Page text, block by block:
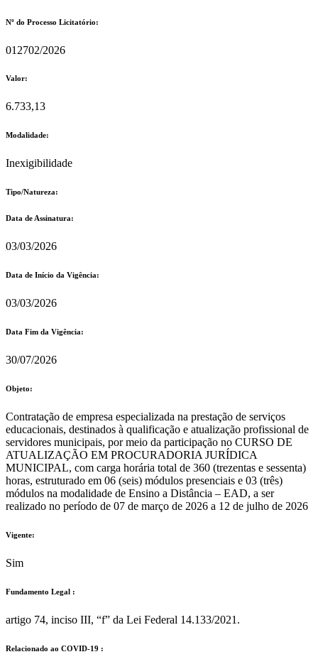
Nº do Processo Licitatório:
012702/2026
Valor:
6.733,13
Modalidade:
Inexigibilidade
Tipo/Natureza:
Data de Assinatura:
03/03/2026
Data de Início da Vigência:
03/03/2026
Data Fim da Vigência:
30/07/2026
Objeto:
Contratação de empresa especializada na prestação de serviços
educacionais, destinados à qualificação e atualização profissional de
servidores municipais, por meio da participação no CURSO DE
ATUALIZAÇÃO EM PROCURADORIA JURÍDICA
MUNICIPAL, com carga horária total de 360 (trezentas e sessenta)
horas, estruturado em 06 (seis) módulos presenciais e 03 (três)
módulos na modalidade de Ensino a Distância – EAD, a ser
realizado no período de 07 de março de 2026 a 12 de julho de 2026
Vigente:
Sim
Fundamento Legal :​
artigo 74, inciso III, “f” da Lei Federal 14.133/2021.
Relacionado ao COVID-19 :​